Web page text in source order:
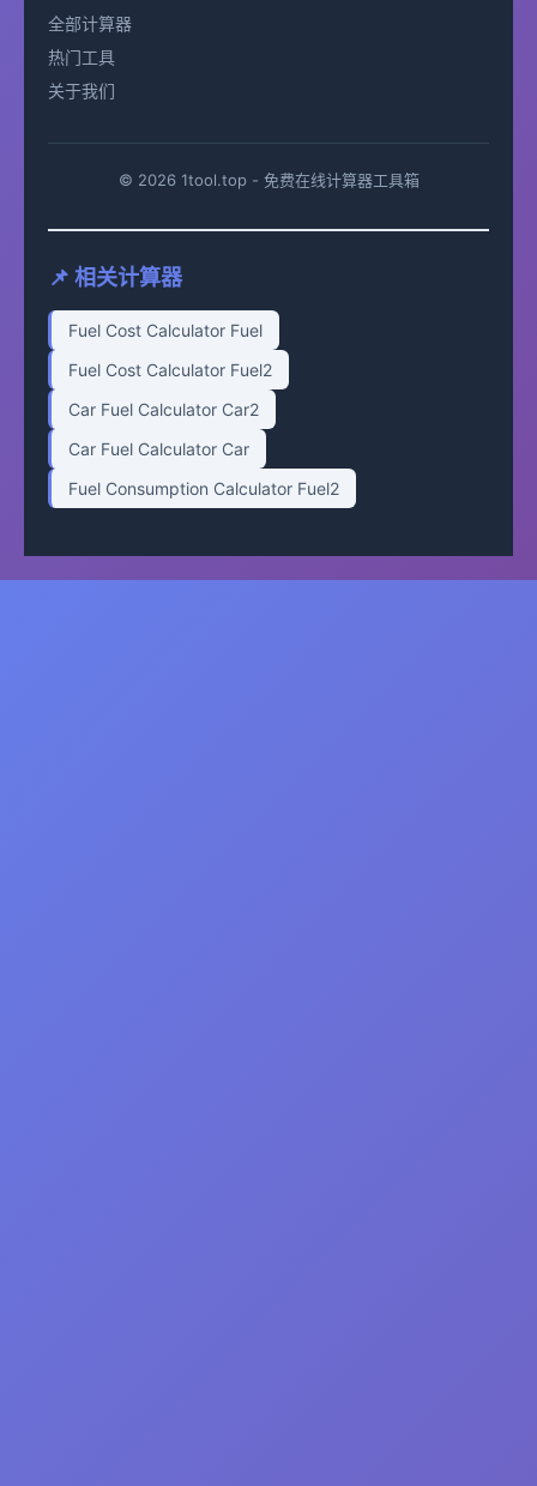
全部计算器
热门工具
关于我们
© 2026 1tool.top - 免费在线计算器工具箱
📌 相关计算器
Fuel Cost Calculator Fuel
Fuel Cost Calculator Fuel2
Car Fuel Calculator Car2
Car Fuel Calculator Car
Fuel Consumption Calculator Fuel2